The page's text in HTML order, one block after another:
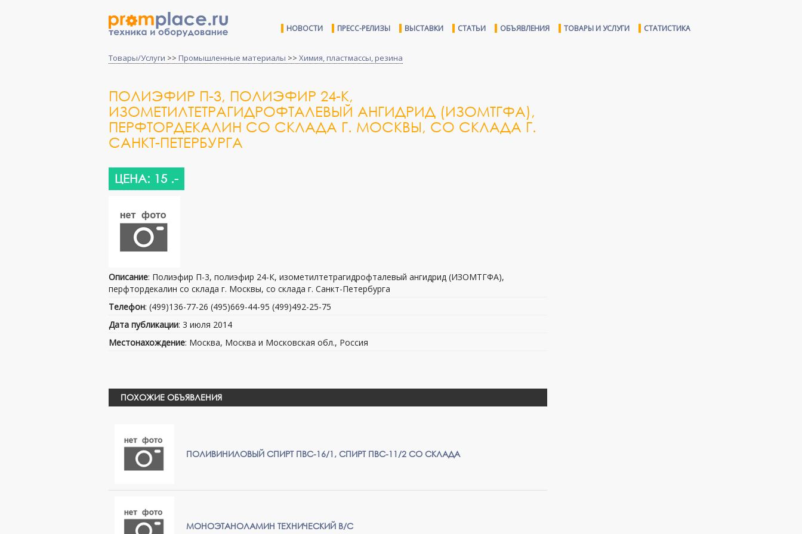
НОВОСТИ ПРЕСС-РЕЛИЗЫ ВЫСТАВКИ СТАТЬИ ОБЪЯВЛЕНИЯ ТОВАРЫ И УСЛУГИ СТАТИСТИКА
Товары/Услуги >> Промышленные материалы >> Химия, пластмассы, резина
ПОЛИЭФИР П-3, ПОЛИЭФИР 24-К,
ИЗОМЕТИЛТЕТРАГИДРОФТАЛЕВЫЙ АНГИДРИД (ИЗОМТГФА),
ПЕРФТОРДЕКАЛИН СО СКЛАДА Г. МОСКВЫ, СО СКЛАДА Г.
САНКТ-ПЕТЕРБУРГА
ЦЕНА: 15 .-
Описание: Полиэфир П-3, полиэфир 24-К, изометилтетрагидрофталевый ангидрид (ИЗОМТГФА),
перфтордекалин со склада г. Москвы, со склада г. Санкт-Петербурга
Телефон: (499)136-77-26 (495)669-44-95 (499)492-25-75
Дата публикации: 3 июля 2014
Местонахождение: Москва, Москва и Московская обл., Россия
ПОХОЖИЕ ОБЪЯВЛЕНИЯ
ПОЛИВИНИЛОВЫЙ СПИРТ ПВС-16/1, СПИРТ ПВС-11/2 СО СКЛАДА
МОНОЭТАНОЛАМИН ТЕХНИЧЕСКИЙ В/С